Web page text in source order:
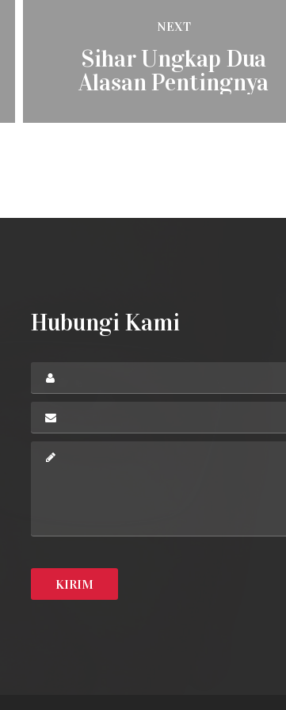
NEXT
post:Sihar Ungkap Dua
Alasan Pentingnya
Sumatera Utara
Hubungi Kami